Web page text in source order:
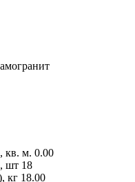
кв. м. 0.00
шт 18
кг 18.00